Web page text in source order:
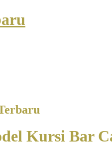
Kursi Bar